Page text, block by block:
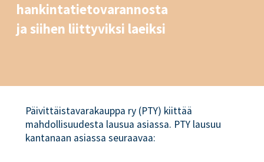
hankintatietovarannosta
ja siihen liittyviksi laeiksi
Päivittäistavarakauppa ry (PTY) kiittää
mahdollisuudesta lausua asiassa. PTY lausuu
kantanaan asiassa seuraavaa: